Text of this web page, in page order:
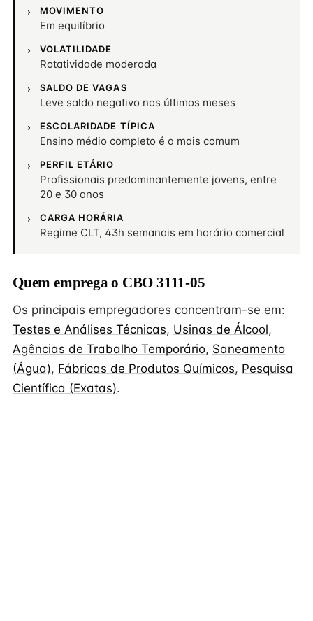
MOVIMENTO
Em equilíbrio
VOLATILIDADE
Rotatividade moderada
SALDO DE VAGAS
Leve saldo negativo nos últimos meses
ESCOLARIDADE TÍPICA
Ensino médio completo é a mais comum
PERFIL ETÁRIO
Profissionais predominantemente jovens, entre
20 e 30 anos
CARGA HORÁRIA
Regime CLT, 43h semanais em horário comercial
Quem emprega o CBO 3111-05
Os principais empregadores concentram-se em:
Testes e Análises Técnicas, Usinas de Álcool,
Agências de Trabalho Temporário, Saneamento
(Água), Fábricas de Produtos Químicos, Pesquisa
Científica (Exatas).